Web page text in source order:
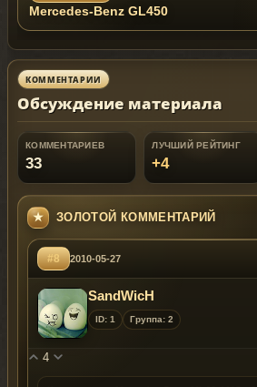
Mercedes-Benz GL450
КОММЕНТАРИИ
Обсуждение материала
КОММЕНТАРИЕВ
33
ЛУЧШИЙ РЕЙТИНГ
+4
ЗОЛОТОЙ КОММЕНТАРИЙ
#8 2010-05-27
SandWicH
ID: 1 Группа: 2
4